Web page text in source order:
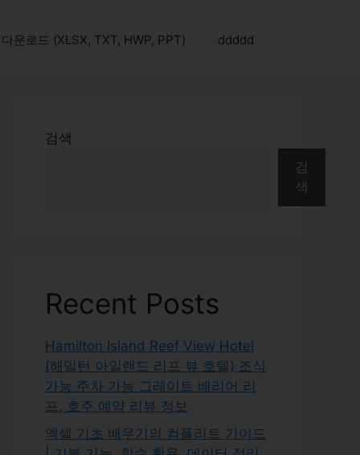
운로드 (XLSX, TXT, HWP, PPT) ddddd
검색
검
색
Recent Posts
Hamilton Island Reef View Hotel
(해밀턴 아일랜드 리프 뷰 호텔) 조식
가능 주차 가능 그레이트 배리어 리
프, 호주 예약 리뷰 정보
엑셀 기초 배우기의 컴플리트 가이드